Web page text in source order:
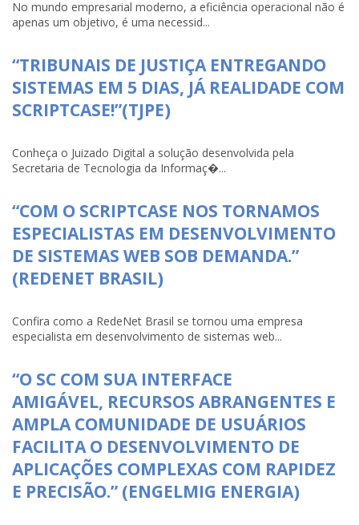
No mundo empresarial moderno, a eficiência operacional não é
apenas um objetivo, é uma necessid...
“TRIBUNAIS DE JUSTIÇA ENTREGANDO
SISTEMAS EM 5 DIAS, JÁ REALIDADE COM
SCRIPTCASE!”(TJPE)
Conheça o Juizado Digital a solução desenvolvida pela
Secretaria de Tecnologia da Informaç�...
“COM O SCRIPTCASE NOS TORNAMOS
ESPECIALISTAS EM DESENVOLVIMENTO
DE SISTEMAS WEB SOB DEMANDA.”
(REDENET BRASIL)
Confira como a RedeNet Brasil se tornou uma empresa
especialista em desenvolvimento de sistemas web...
“O SC COM SUA INTERFACE
AMIGÁVEL, RECURSOS ABRANGENTES E
AMPLA COMUNIDADE DE USUÁRIOS
FACILITA O DESENVOLVIMENTO DE
APLICAÇÕES COMPLEXAS COM RAPIDEZ
E PRECISÃO.” (ENGELMIG ENERGIA)